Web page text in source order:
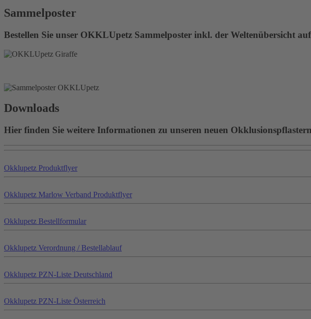
Sammelposter
Bestellen Sie unser OKKLUpetz Sammelposter inkl. der Weltenübersicht
Downloads
Hier finden Sie weitere Informationen zu unseren neuen
Okklupetz Produktflyer
Okklupetz Marlow Verband Produktflyer
Okklupetz Bestellformular
Okklupetz Verordnung / Bestellablauf
Okklupetz PZN-Liste Deutschland
Okklupetz PZN-Liste Österreich